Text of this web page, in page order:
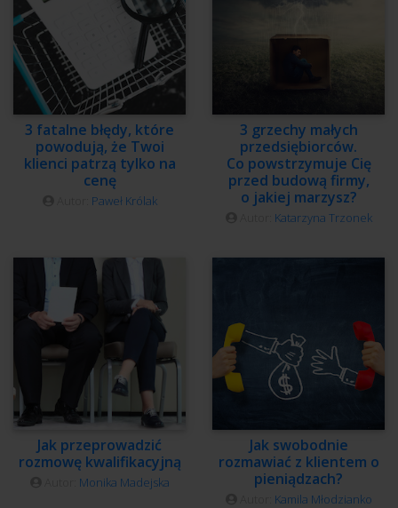
3 fatalne błędy, które
powodują, że Twoi
klienci patrzą tylko na
cenę
Paweł Królak
3 grzechy małych
przedsiębiorców.
Co powstrzymuje Cię
przed budową firmy,
o jakiej marzysz?
Katarzyna Trzonek
Jak przeprowadzić
rozmowę kwalifikacyjną
Monika Madejska
Jak swobodnie
rozmawiać z klientem o
pieniądzach?
Kamila Młodzianko